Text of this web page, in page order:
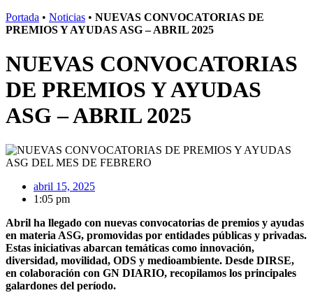
Portada • Noticias • NUEVAS CONVOCATORIAS DE
PREMIOS Y AYUDAS ASG – ABRIL 2025
NUEVAS CONVOCATORIAS
DE PREMIOS Y AYUDAS
ASG – ABRIL 2025
abril 15, 2025
1:05 pm
Abril ha llegado con nuevas convocatorias de premios y ayudas
en materia ASG, promovidas por entidades públicas y privadas.
Estas iniciativas abarcan temáticas como innovación,
diversidad, movilidad, ODS y medioambiente. Desde DIRSE,
en colaboración con GN DIARIO, recopilamos los principales
galardones del período.